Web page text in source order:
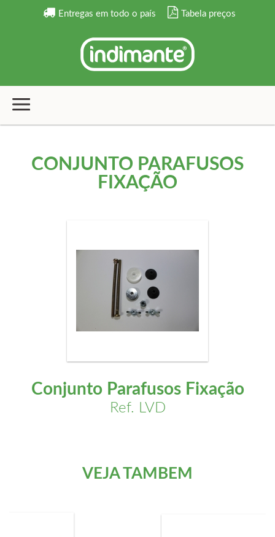
Entregas em todo o país Tabela preços
CONJUNTO PARAFUSOS
FIXAÇÃO
Conjunto Parafusos Fixação
Ref. LVD
VEJA TAMBÉM